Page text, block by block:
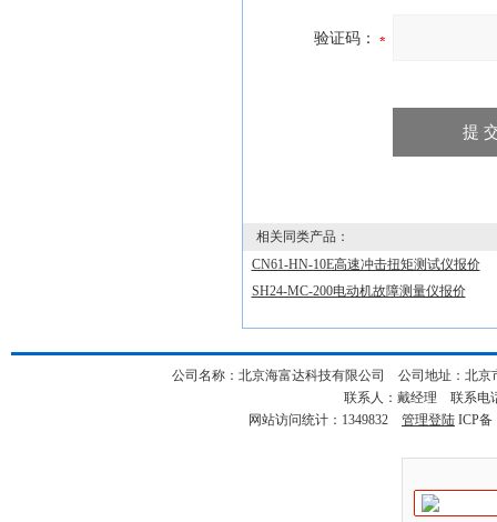
验证码：
相关同类产品：
CN61-HN-10E高速冲击扭矩测试仪报价
SH24-MC-200电动机故障测量仪报价
公司名称：北京海富达科技有限公司 公司地址：北
联系人：戴经理 联系电
网站访问统计：1349832 管理登陆 ICP备